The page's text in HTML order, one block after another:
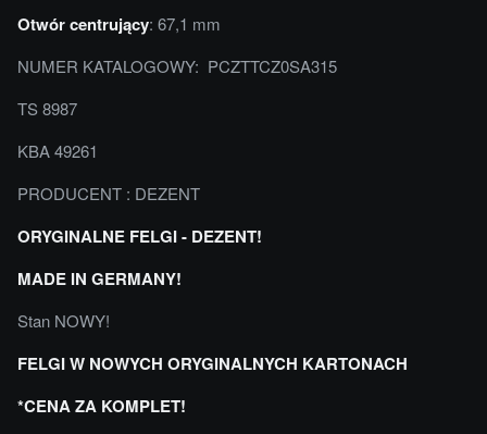
Otwór centrujący: 67,1 mm
NUMER KATALOGOWY: PCZTTCZ0SA315
TS 8987
KBA 49261
PRODUCENT : DEZENT
ORYGINALNE FELGI - DEZENT!
MADE IN GERMANY!
Stan NOWY!
FELGI W NOWYCH ORYGINALNYCH KARTONACH
*CENA ZA KOMPLET!